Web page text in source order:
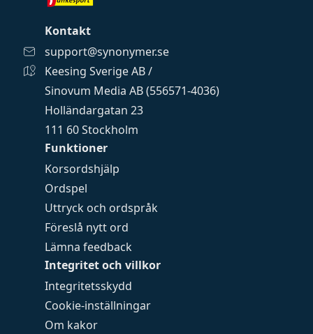
Funktioner
Korsordshjälp
Ordspel
Uttryck och ordspråk
Föreslå nytt ord
Lämna feedback
Integritet och villkor
Integritetsskydd
Cookie-inställningar
Om kakor
Kontakt
support@synonymer.se
Keesing Sverige AB /
Sinovum Media AB (556571-4036)
Holländargatan 23
111 60 Stockholm